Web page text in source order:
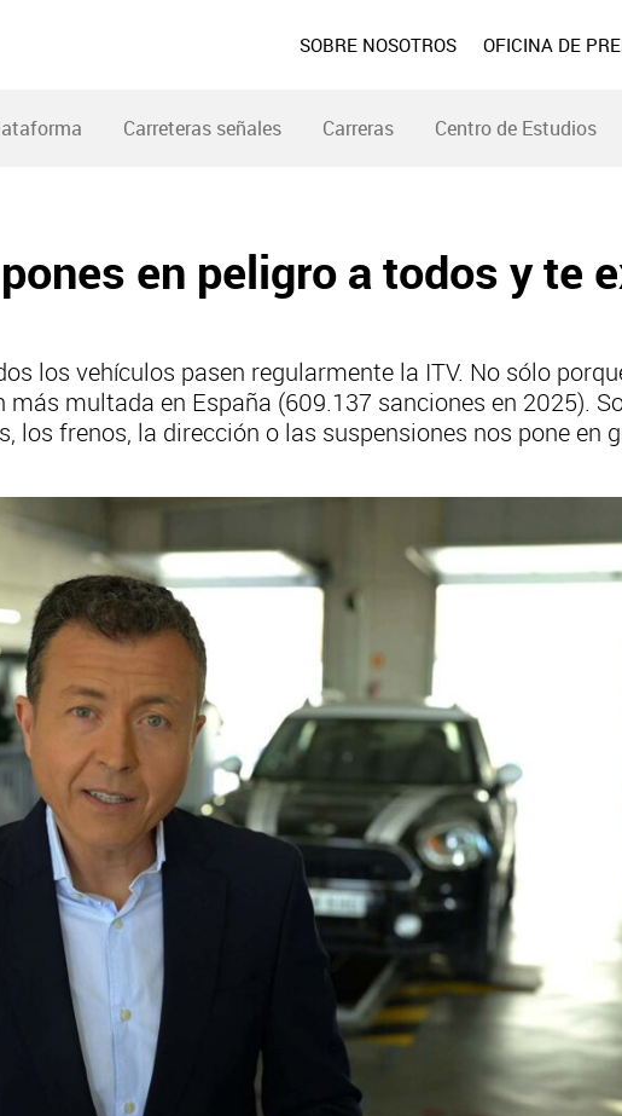
SOBRE NOSOTROS OFICINA DE
Carreteras señales Carreras Centro de Estudios
en peligro a todos y te
los vehículos pasen regularmente la ITV. No sólo
multada en España (609.137 sanciones en 2025).
los frenos, la dirección o las suspensiones nos pone en
más viejo de Europa
. Sin duda